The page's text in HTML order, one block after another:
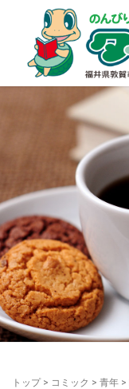
トップ> コミック > 青年 >